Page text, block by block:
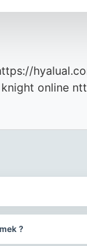
knight online
?